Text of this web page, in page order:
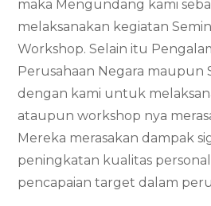
maka Mengundang kami
melaksanakan kegiatan
Workshop. Selain itu
Perusahaan Negara maupun
dengan kami untuk
ataupun workshop nya
Mereka merasakan dampak
peningkatan kualitas
pencapaian target dalam